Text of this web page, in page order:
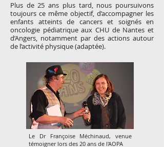
Plus de 25 ans plus tard, nous poursuivons
toujours ce même objectif, d’accompagner les
enfants atteints de cancers et soignés en
oncologie pédiatrique aux CHU de Nantes et
d’Angers, notamment par des actions autour
de l’activité physique (adaptée).
Le Dr Françoise Méchinaud, venue
témoigner lors des 20 ans de l'AOPA